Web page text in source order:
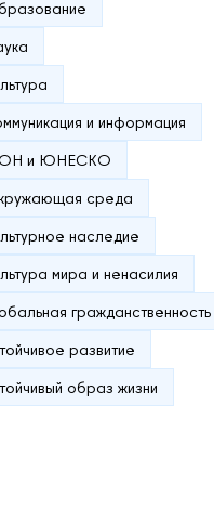
и информация
и ЮНЕСКО
среда
наследие
мира и ненасилия
гражданственность
развитие
образ жизни